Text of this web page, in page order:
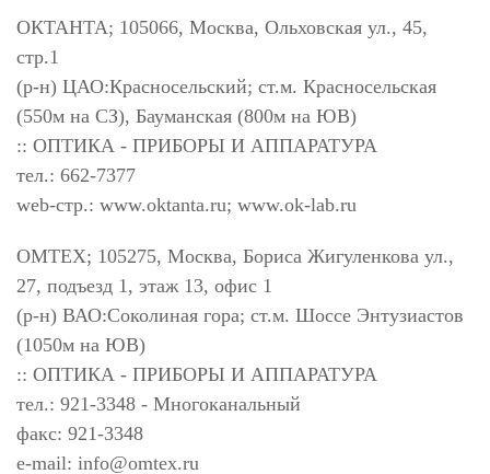
ОКТАНТА; 105066, Москва, Ольховская ул., 45,
стр.1
(р-н) ЦАО:Красносельский; ст.м. Красносельская
(550м на СЗ), Бауманская (800м на ЮВ)
:: ОПТИКА - ПРИБОРЫ И АППАРАТУРА
тел.: 662-7377
web-стр.: www.oktanta.ru; www.ok-lab.ru
ОМТЕХ; 105275, Москва, Бориса Жигуленкова ул.,
27, подъезд 1, этаж 13, офис 1
(р-н) ВАО:Соколиная гора; ст.м. Шоссе Энтузиастов
(1050м на ЮВ)
:: ОПТИКА - ПРИБОРЫ И АППАРАТУРА
тел.: 921-3348 - Многоканальный
факс: 921-3348
e-mail: info@omtex.ru